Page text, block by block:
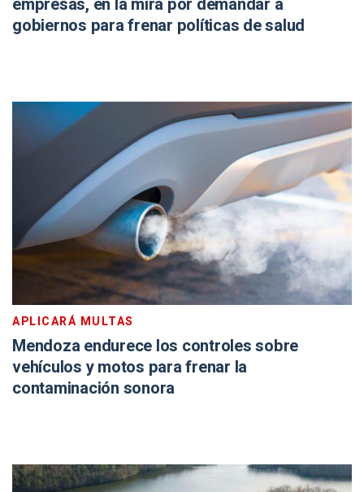
gobiernos para frenar políticas de salud
APLICARÁ MULTAS
Mendoza endurece los controles sobre
vehículos y motos para frenar la
contaminación sonora